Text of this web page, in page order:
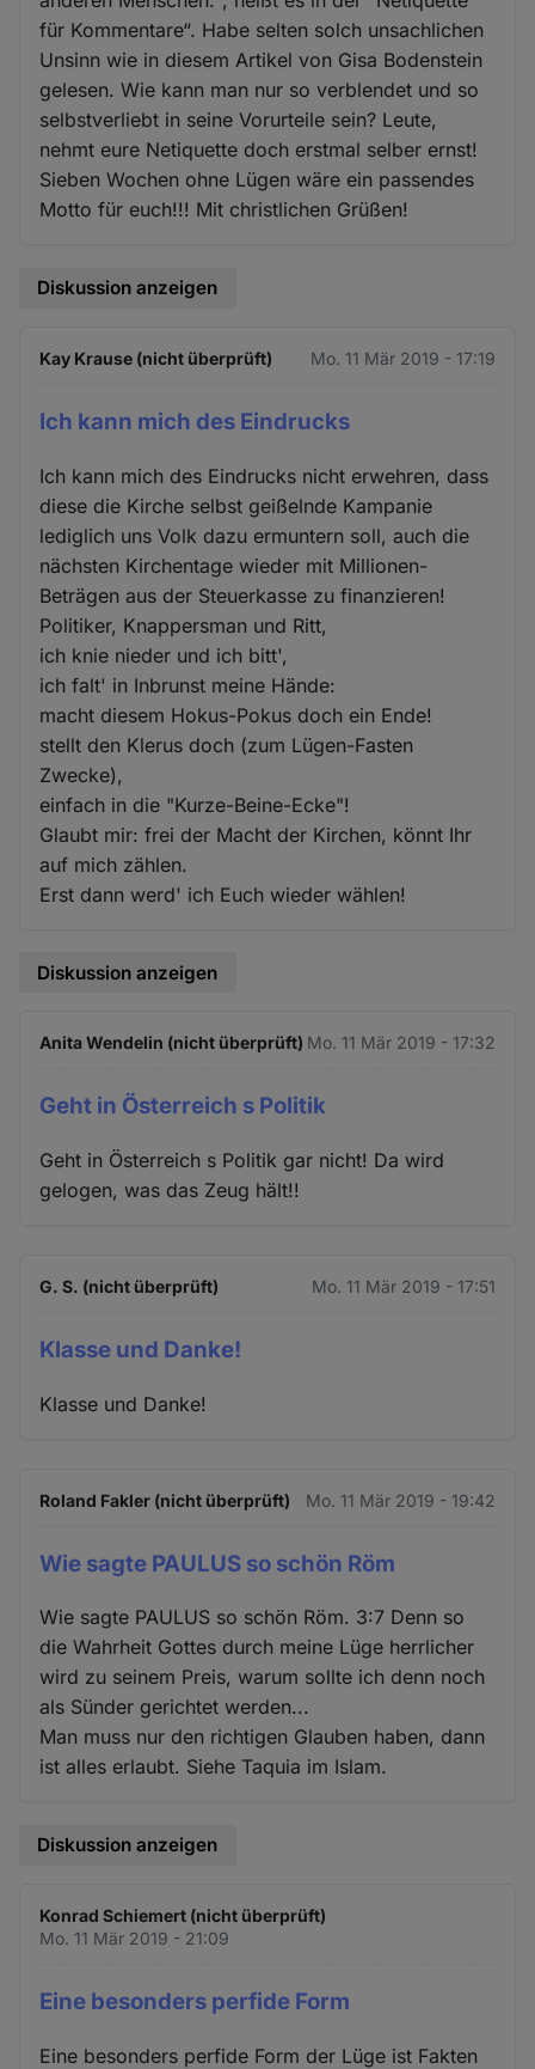
für Kommentare“. Habe selten solch unsachlichen
Unsinn wie in diesem Artikel von Gisa Bodenstein
gelesen. Wie kann man nur so verblendet und so
selbstverliebt in seine Vorurteile sein? Leute,
nehmt eure Netiquette doch erstmal selber ernst!
Sieben Wochen ohne Lügen wäre ein passendes
Motto für euch!!! Mit christlichen Grüßen!
Diskussion anzeigen
Kay Krause (nicht überprüft) Mo. 11 Mär 2019 - 17:19
Ich kann mich des Eindrucks
Ich kann mich des Eindrucks nicht erwehren, dass
diese die Kirche selbst geißelnde Kampanie
lediglich uns Volk dazu ermuntern soll, auch die
nächsten Kirchentage wieder mit Millionen-
Beträgen aus der Steuerkasse zu finanzieren!
Politiker, Knappersman und Ritt,
ich knie nieder und ich bitt',
ich falt' in Inbrunst meine Hände:
macht diesem Hokus-Pokus doch ein Ende!
stellt den Klerus doch (zum Lügen-Fasten
Zwecke),
einfach in die "Kurze-Beine-Ecke"!
Glaubt mir: frei der Macht der Kirchen, könnt Ihr
auf mich zählen.
Erst dann werd' ich Euch wieder wählen!
Diskussion anzeigen
Anita Wendelin (nicht überprüft) Mo. 11 Mär 2019 - 17:32
Geht in Österreich s Politik
Geht in Österreich s Politik gar nicht! Da wird
gelogen, was das Zeug hält!!
G. S. (nicht überprüft) Mo. 11 Mär 2019 - 17:51
Klasse und Danke!
Klasse und Danke!
Roland Fakler (nicht überprüft) Mo. 11 Mär 2019 - 19:42
Wie sagte PAULUS so schön Röm
Wie sagte PAULUS so schön Röm. 3:7 Denn so
die Wahrheit Gottes durch meine Lüge herrlicher
wird zu seinem Preis, warum sollte ich denn noch
als Sünder gerichtet werden...
Man muss nur den richtigen Glauben haben, dann
ist alles erlaubt. Siehe Taquia im Islam.
Diskussion anzeigen
Konrad Schiemert (nicht überprüft)
Mo. 11 Mär 2019 - 21:09
Eine besonders perfide Form
Eine besonders perfide Form der Lüge ist Fakten